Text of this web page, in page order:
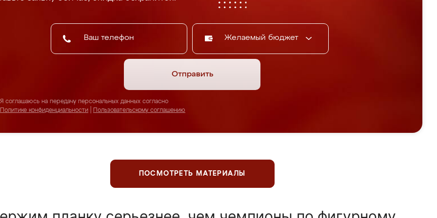
Желаемый бюджет
Отправить
Я соглашаюсь на передачу персональных данных согласно
Политике конфиденциальности
Пользовательскому соглашению
ПОСМОТРЕТЬ МАТЕРИАЛЫ